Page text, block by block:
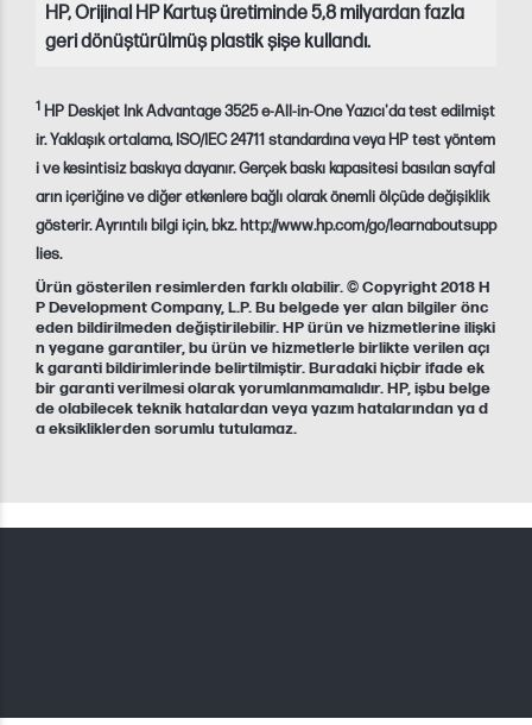
HP, Orijinal HP Kartuş üretiminde 5,8 milyardan fazla
geri dönüştürülmüş plastik şişe kullandı.
1 HP Deskjet Ink Advantage 3525 e-All-in-One Yazıcı'da test edilmişt
ir. Yaklaşık ortalama, ISO/IEC 24711 standardına veya HP test yöntem
i ve kesintisiz baskıya dayanır. Gerçek baskı kapasitesi basılan sayfal
arın içeriğine ve diğer etkenlere bağlı olarak önemli ölçüde değişiklik
gösterir. Ayrıntılı bilgi için, bkz. http://www.hp.com/go/learnaboutsupp
lies.
Ürün gösterilen resimlerden farklı olabilir. © Copyright 2018 H
P Development Company, L.P. Bu belgede yer alan bilgiler önc
eden bildirilmeden değiştirilebilir. HP ürün ve hizmetlerine ilişki
n yegane garantiler, bu ürün ve hizmetlerle birlikte verilen açı
k garanti bildirimlerinde belirtilmiştir. Buradaki hiçbir ifade ek
bir garanti verilmesi olarak yorumlanmamalıdır. HP, işbu belge
de olabilecek teknik hatalardan veya yazım hatalarından ya d
a eksikliklerden sorumlu tutulamaz.